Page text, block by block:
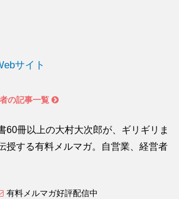
サイト
の記事一覧
60冊以上の大村大次郎が、ギリギリま
授する有料メルマガ。自営業、経営者
有料メルマガ好評配信中